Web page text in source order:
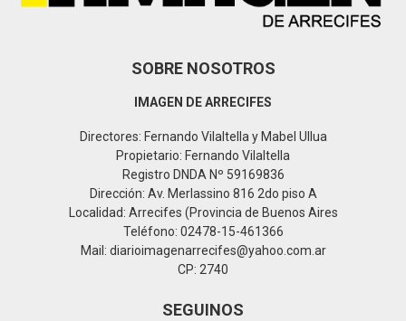
SOBRE NOSOTROS
IMAGEN DE ARRECIFES
Directores: Fernando Vilaltella y Mabel Ullua
Propietario: Fernando Vilaltella
Registro DNDA Nº 59169836
Dirección: Av. Merlassino 816 2do piso A
Localidad: Arrecifes (Provincia de Buenos Aires
Teléfono: 02478-15-461366
Mail: diarioimagenarrecifes@yahoo.com.ar
CP: 2740
SEGUINOS